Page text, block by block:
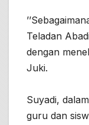
Teladan
dengan
Juki.
Suyadi,
guru dan